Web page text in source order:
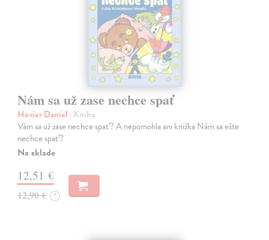
Nám sa už zase nechce spať
Hevier Daniel | Kniha
Vám sa už zase nechce spať? A nepomohla ani knižka Nám sa ešte
nechce spať?
Na sklade
12,51 €
12,90 € ?